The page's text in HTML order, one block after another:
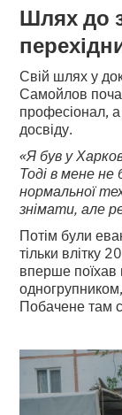
Шлях до
Свій шлях у
Самойлов
професіонал, а
досвіду.
«Я був у
Тоді в мене не
нормальної
знімати, але
Потім були
тільки влітку
вперше поїхав
Побачене там